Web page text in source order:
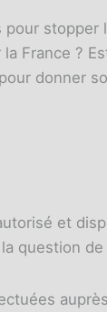
stopper
France ?
donner
et
question